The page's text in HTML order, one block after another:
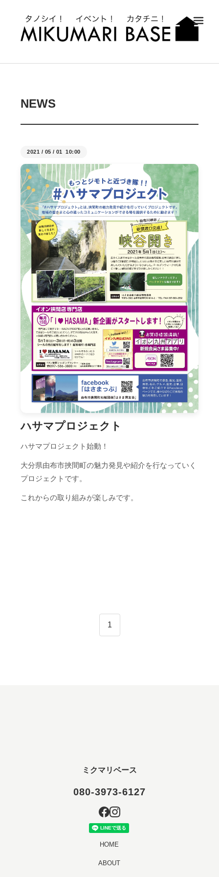
NEWS
2021 / 05 / 01 10:00
ハサマプロジェクト
ハサマプロジェクト始動！
大分県由布市挾間町の魅力発見や紹介を行なっていく
プロジェクトです。
これからの取り組みが楽しみです。
1
ミクマリベース
080-3973-6127
HOME
ABOUT